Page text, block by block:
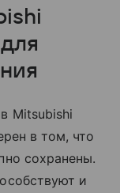
Mitsubishi
в том, что
сохранены.
и